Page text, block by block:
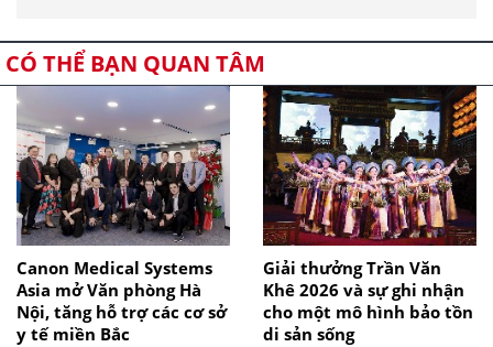
CÓ THỂ BẠN QUAN TÂM
Canon Medical Systems
Asia mở Văn phòng Hà
Nội, tăng hỗ trợ các cơ sở
y tế miền Bắc
Giải thưởng Trần Văn
Khê 2026 và sự ghi nhận
cho một mô hình bảo tồn
di sản sống